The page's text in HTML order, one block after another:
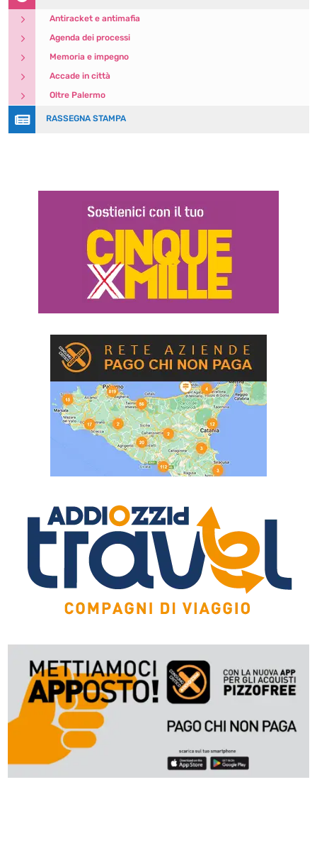
5
Antiracket e antimafia
5 Agenda dei processi
5 Memoria e impegno
5 Accade in città
5 Oltre Palermo
 RASSEGNA STAMPA